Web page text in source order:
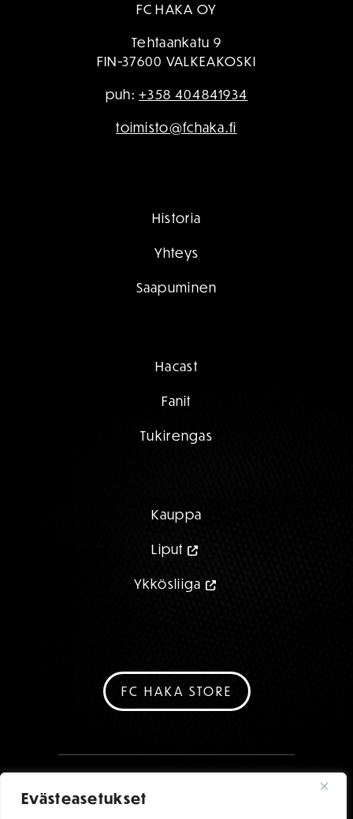
Evästeasetukset
FC HAKA OY
Tehtaankatu 9
FIN-37600 VALKEAKOSKI
puh:+358 404841934
toimisto@fchaka.fi
Historia
Yhteys
Saapuminen
Hacast
Fanit
Tukirengas
Kauppa
Liput
Ykkösliiga
FC HAKA STORE